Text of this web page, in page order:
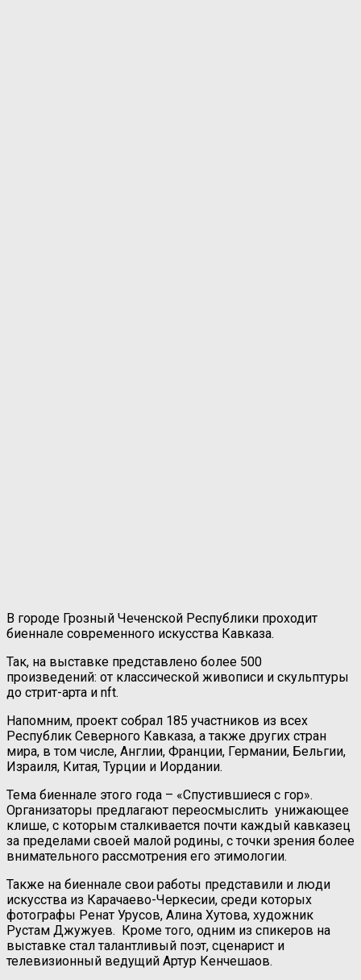
В городе Грозный Чеченской Республики проходит
биеннале современного искусства Кавказа.
Так, на выставке представлено более 500
произведений: от классической живописи и скульптуры
до стрит-арта и nft.
Напомним, проект собрал 185 участников из всех
Республик Северного Кавказа, а также других стран
мира, в том числе, Англии, Франции, Германии, Бельгии,
Израиля, Китая, Турции и Иордании.
Тема биеннале этого года – «Спустившиеся с гор».
Организаторы предлагают переосмыслить унижающее
клише, с которым сталкивается почти каждый кавказец
за пределами своей малой родины, с точки зрения более
внимательного рассмотрения его этимологии.
Также на биеннале свои работы представили и люди
искусства из Карачаево-Черкесии, среди которых
фотографы Ренат Урусов, Алина Хутова, художник
Рустам Джужуев. Кроме того, одним из спикеров на
выставке стал талантливый поэт, сценарист и
телевизионный ведущий Артур Кенчешаов.